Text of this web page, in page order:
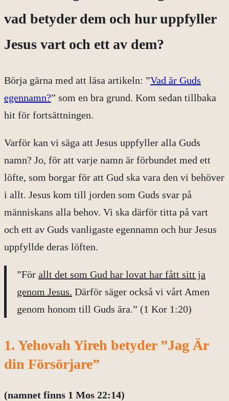
vad betyder dem och hur uppfyller
Jesus vart och ett av dem?
Börja gärna med att läsa artikeln: ”Vad är Guds
egennamn?” som en bra grund. Kom sedan tillbaka
hit för fortsättningen.
Varför kan vi säga att Jesus uppfyller alla Guds
namn? Jo, för att varje namn är förbundet med ett
löfte, som borgar för att Gud ska vara den vi behöver
i allt. Jesus kom till jorden som Guds svar på
människans alla behov. Vi ska därför titta på vart
och ett av Guds vanligaste egennamn och hur Jesus
uppfyllde deras löften.
”För allt det som Gud har lovat har fått sitt ja
genom Jesus. Därför säger också vi vårt Amen
genom honom till Guds ära.” (1 Kor 1:20)
1. Yehovah Yireh betyder ”Jag Är
din Försörjare”
(namnet finns 1 Mos 22:14)